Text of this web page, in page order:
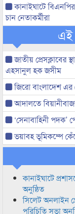
কানাইঘাটে
চান নেতাকর্মীরা
এই
জাতীয় প্রেসক্লাবের
এহসানুল হক জসীম
জিরো বাংলাদেশ এর
আদালতে
‘সেনাবাহিনী পদক’
ভয়াবহ ভূমিকম্পে
কানাইঘাটে
অনুষ্ঠিত
সিলেট অনলাইন
পরিচিতি সভা